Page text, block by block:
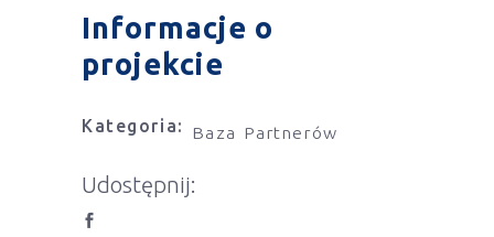
Informacje o
projekcie
Kategoria: Baza Partnerów
Udostępnij: